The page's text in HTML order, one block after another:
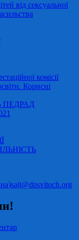
від сексуальної
комісії
Корисні
ПЕДРАД
sajt@dnsvitoch.org